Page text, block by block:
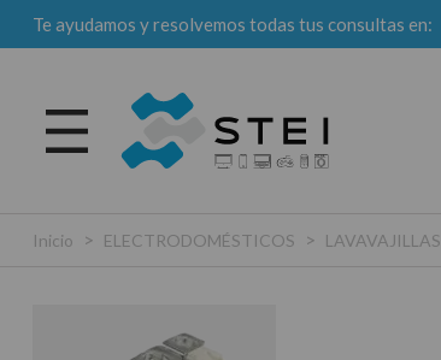
Te ayudamos y resolvemos todas tus consultas en:
Inicio > ELECTRODOMÉSTICOS > LAVAVAJILLAS